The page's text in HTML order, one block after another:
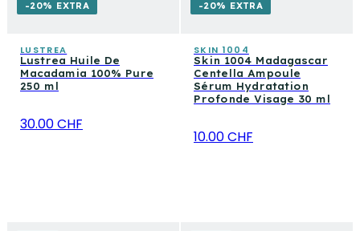
-20% EXTRA
LUSTREA
Lustrea Huile De
Macadamia 100% Pure
250 ml
30.00 CHF
-20% EXTRA
SKIN 1004
Skin 1004 Madagascar
Centella Ampoule
Sérum Hydratation
Profonde Visage 30 ml
10.00 CHF